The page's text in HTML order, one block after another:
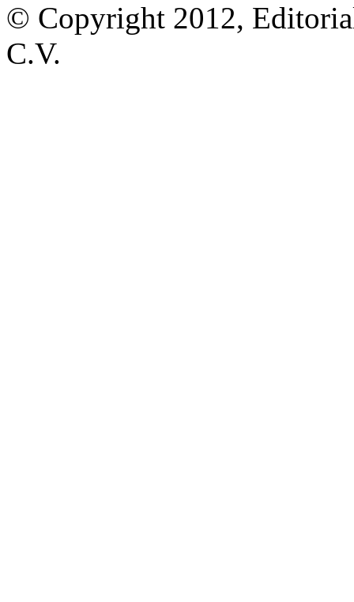
© Copyright 2012,
C.V.